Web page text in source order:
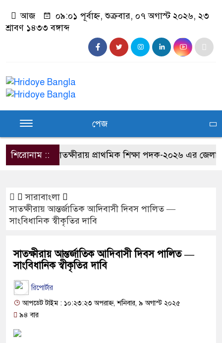
আজ
০৯:০১ পূর্বাহ্ন, শুক্রবার, ০৭ অগাস্ট ২০২৬, ২৩
শ্রাবণ ১৪৩৩ বঙ্গাব্দ
পেজ
শিরোনাম ::সাতক্ষীরায় প্রাথমিক শিক্ষা পদক-২০২৬ এর জেলা
সারাবাংলা
সাতক্ষীরায় আন্তর্জাতিক আদিবাসী দিবস পালিত —
সাংবিধানিক স্বীকৃতির দাবি
সাতক্ষীরায় আন্তর্জাতিক আদিবাসী দিবস পালিত —
সাংবিধানিক স্বীকৃতির দাবি
রিপোর্টার
আপডেট টাইম : ১০:২৩:২৩ অপরাহ্ন, শনিবার, ৯ অগাস্ট ২০২৫
৯৪ বার